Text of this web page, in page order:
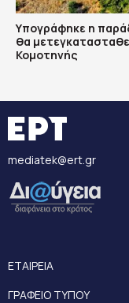
Υπογράφηκε η
θα
Κομοτηνής
mediatek@ert.gr
ΕΤΑΙΡΕΙΑ
ΓΡΑΦΕΙΟ ΤΥΠΟΥ